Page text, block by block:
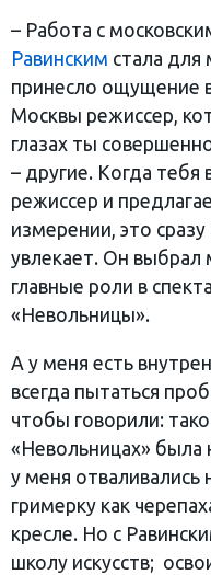
– Работа с
Равинским стала для
принесло ощущение
Москвы режиссер,
глазах ты
– другие. Когда
режиссер и
измерении, это
увлекает. Он выбрал
главные роли в
«Невольницы».
А у меня есть
всегда пытаться
чтобы говорили:
«Невольницах» была
у меня отваливались
гримерку как
кресле. Но с
школу искусств;